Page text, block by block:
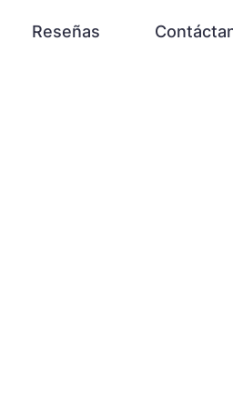
Reseñas